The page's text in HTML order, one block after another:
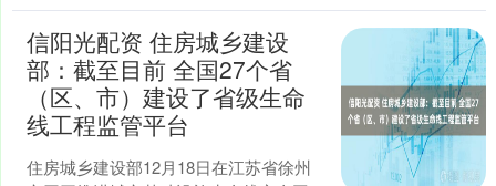
信阳光配资 住房城乡建设
部：截至目前 全国27个省
（区、市）建设了省级生命
线工程监管平台
住房城乡建设部12月18日在江苏省徐州